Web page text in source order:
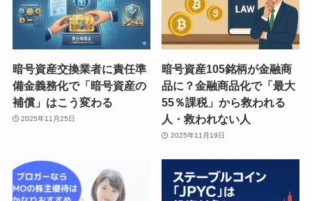
暗号資産交換業者に責任準
備金義務化で「暗号資産の
補償」はこう変わる
2025年11月25日
暗号資産105銘柄が金融商
品に？金融商品化で「最大
55％課税」から救われる
人・救われない人
2025年11月19日